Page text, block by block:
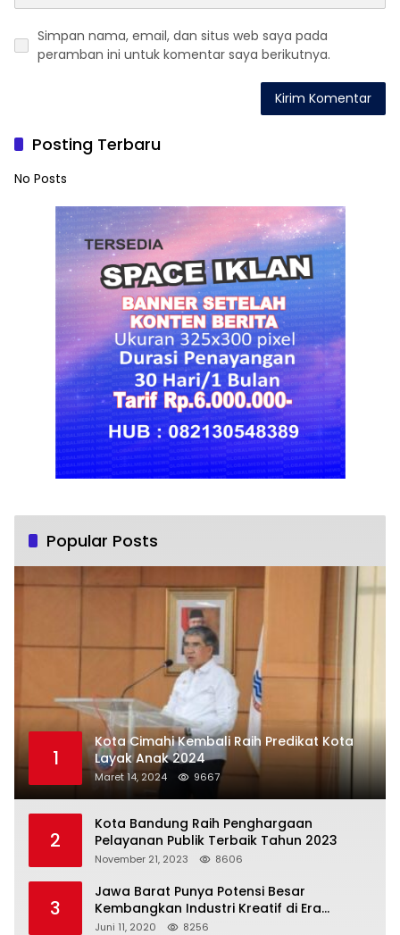
Simpan nama, email, dan situs web saya pada
peramban ini untuk komentar saya berikutnya.
Posting Terbaru
No Posts
Popular Posts
1
Kota Cimahi Kembali Raih Predikat Kota
Layak Anak 2024
Maret 14, 2024 9667
2
Kota Bandung Raih Penghargaan
Pelayanan Publik Terbaik Tahun 2023
November 21, 2023 8606
3
Jawa Barat Punya Potensi Besar
Kembangkan Industri Kreatif di Era
Normal Baru
Juni 11, 2020 8256